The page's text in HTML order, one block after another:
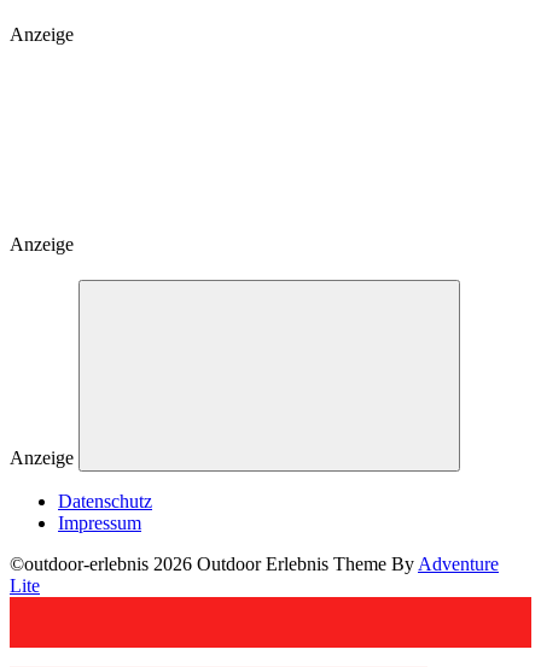
Anzeige
Anzeige
Anzeige
Datenschutz
Impressum
©outdoor-erlebnis 2026 Outdoor Erlebnis Theme By Adventure
Lite